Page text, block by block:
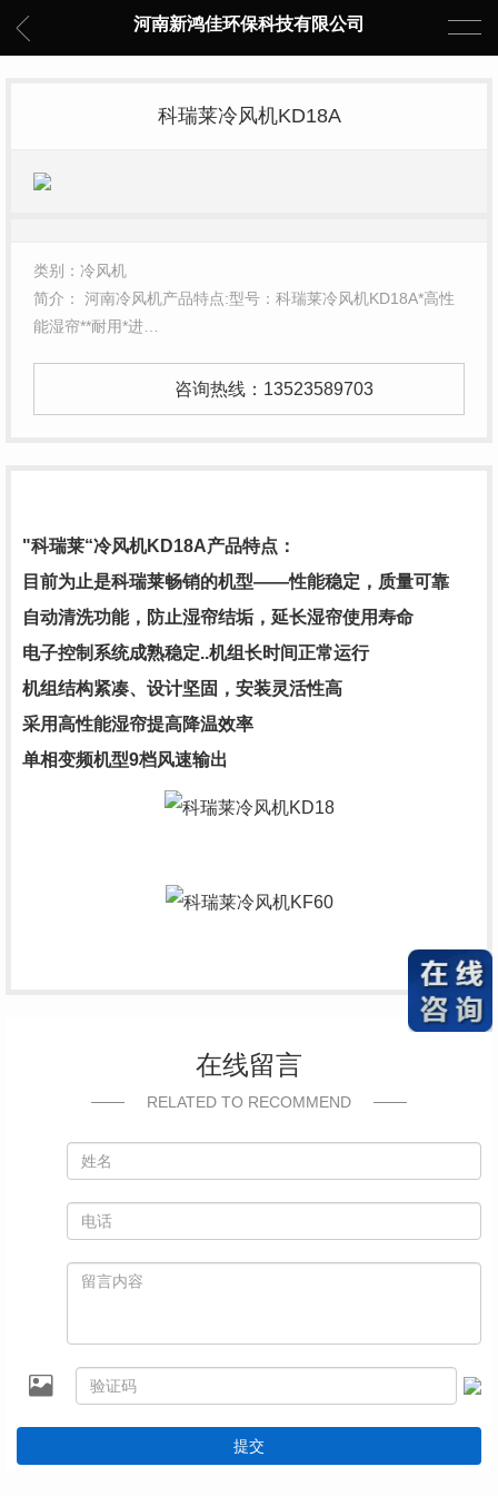
河南新鸿佳环保科技有限公司
科瑞莱冷风机KD18A
类别：冷风机
简介： 河南冷风机产品特点:型号：科瑞莱冷风机KD18A*高性
能湿帘**耐用*进…
咨询热线： 13523589703
"科瑞莱“冷风机KD18A产品特点：
目前为止是科瑞莱畅销的机型——性能稳定，质量可靠
自动清洗功能，防止湿帘结垢，延长湿帘使用寿命
电子控制系统成熟稳定..机组长时间正常运行
机组结构紧凑、设计坚固，安装灵活性高
采用高性能湿帘提高降温效率
单相变频机型9档风速输出
在线留言
RELATED TO RECOMMEND
提交